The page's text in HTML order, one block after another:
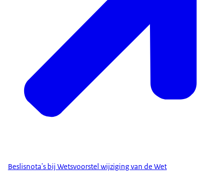
Beslisnota's bij Wetsvoorstel wijziging van de Wet